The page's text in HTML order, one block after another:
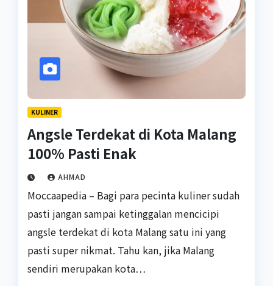
KULINER
Angsle Terdekat di Kota Malang
100% Pasti Enak
AHMAD
Moccaapedia – Bagi para pecinta kuliner sudah
pasti jangan sampai ketinggalan mencicipi
angsle terdekat di kota Malang satu ini yang
pasti super nikmat. Tahu kan, jika Malang
sendiri merupakan kota…